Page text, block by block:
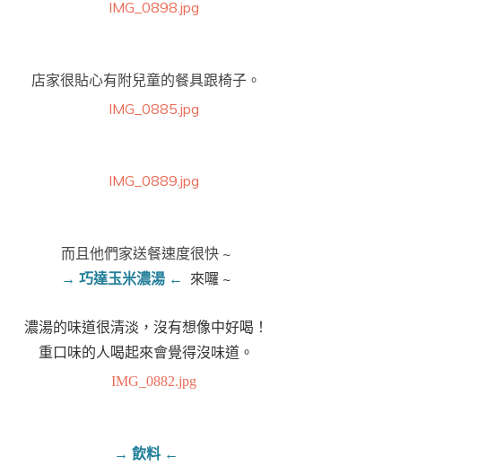
店家很貼心有附兒童的餐具跟椅子。
而且他們家送餐速度很快 ~
→ 巧達玉米濃湯 ← 來囉 ~
濃湯的味道很清淡，沒有想像中好喝！
重口味的人喝起來會覺得沒味道。
→ 飲料 ←